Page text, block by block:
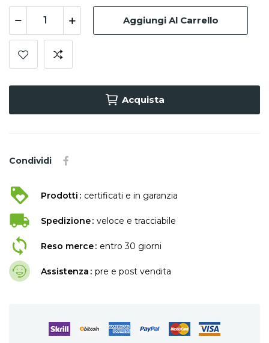
Aggiungi Al Carrello
Acquista
Condividi
Prodotti certificati e in garanzia
Spedizione veloce e tracciabile
Reso merce entro 30 giorni
Assistenza pre e post vendita